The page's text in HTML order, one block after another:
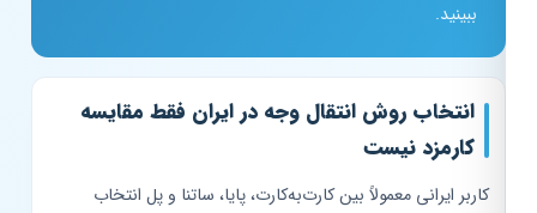
ببینید.
انتخاب روش انتقال وجه در ایران فقط مقایسه
کارمزد نیست
کاربر ایرانی معمولاً بین کارت‌به‌کارت، پایا، ساتنا و پل انتخاب